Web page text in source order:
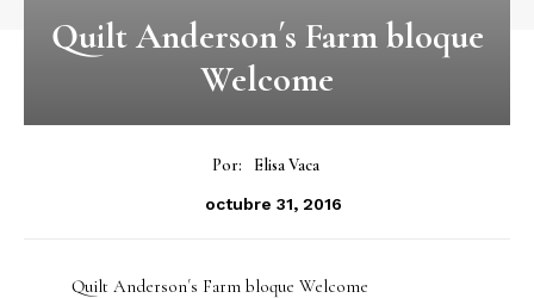
Quilt Anderson´s Farm bloque
Welcome
Por: Elisa Vaca
octubre 31, 2016
Quilt Anderson´s Farm bloque Welcome